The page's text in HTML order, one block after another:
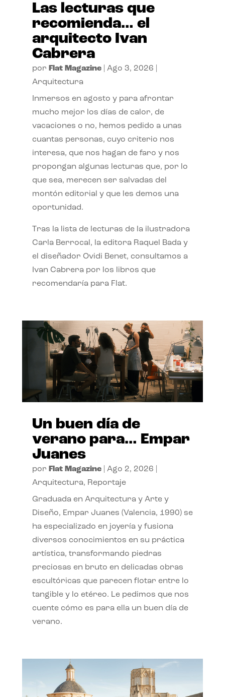
Las lecturas que
recomienda… el
arquitecto Ivan
Cabrera
por Flat Magazine| Ago 3, 2026
Arquitectura
Inmersos en agosto y para afrontar
mucho mejor los días de calor, de
vacaciones o no, hemos pedido a unas
cuantas personas, cuyo criterio nos
interesa, que nos hagan de faro y nos
propongan algunas lecturas que, por lo
que sea, merecen ser salvadas del
montón editorial y que les demos una
oportunidad.
Tras la lista de lecturas de la ilustradora
Carla Berrocal, la editora Raquel Bada y
el diseñador Ovidi Benet, consultamos a
Ivan Cabrera por los libros que
recomendaría para Flat.
Un buen día de
verano para… Empar
Juanes
por Flat Magazine| Ago 2, 2026
Arquitectura, Reportaje
Graduada en Arquitectura y Arte y
Diseño, Empar Juanes (Valencia, 1990) se
ha especializado en joyería y fusiona
diversos conocimientos en su práctica
artística, transformando piedras
preciosas en bruto en delicadas obras
escultóricas que parecen flotar entre lo
tangible y lo etéreo. Le pedimos que nos
cuente cómo es para ella un buen día de
verano.